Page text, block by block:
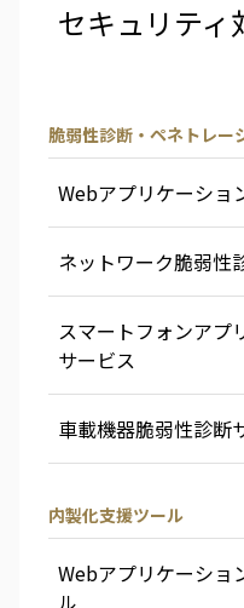
セキュリティ
脆弱性診断・ペネトレー
Webアプリケーショ
ネットワーク脆弱性
スマートフォンアプ
サービス
車載機器脆弱性診断
内製化支援ツール
Webアプリケーショ